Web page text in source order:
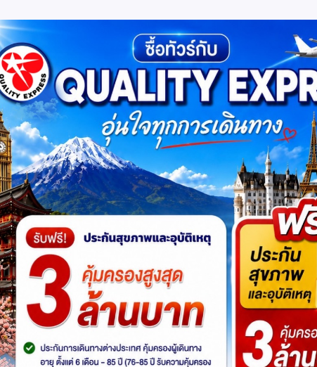
ท ควอลิตี้ เอ็กซ์เพรส จำกัด ผู้เชี่ยวชาญด้านการท่องเที่ยว ทัวร์ ในประเทศ และ ต่างป
บินต้นทาง แพ็กเกจทัวร์ บัตรเข้าชม JR Pass เรือสำราญ
ค้าหมดแล้วค่ะแต่ไม่ต้องห่วง! สอบถามสินค้าคล้
โดยสายการบินเวียตเจ็ทแอร์ [VZ]
โ
เริ่มต้น Sold Out ดูโปรแ